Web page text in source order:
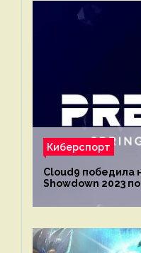
Киберспорт
Cloud9 победила
Showdown 2023 по